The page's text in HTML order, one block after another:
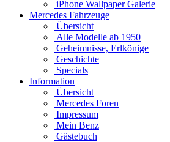
iPhone Wallpaper Galerie
Mercedes Fahrzeuge
Übersicht
Alle Modelle ab 1950
Geheimnisse, Erlkönige
Geschichte
Specials
Information
Übersicht
Mercedes Foren
Impressum
Mein Benz
Gästebuch